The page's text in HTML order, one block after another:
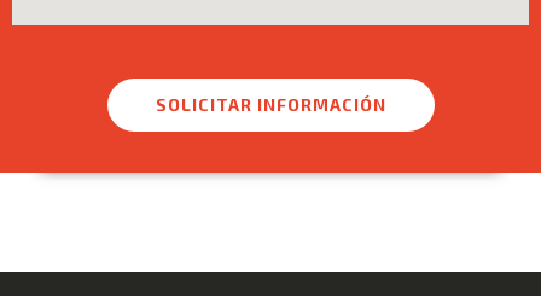
SOLICITAR INFORMACIÓN